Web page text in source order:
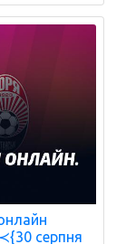
серпня